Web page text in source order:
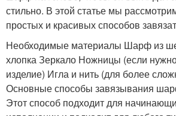
стильно. В этой статье мы
простых и красивых способов
Необходимые материалы Шарф из
хлопка Зеркало Ножницы (если
изделие) Игла и нить (для более
Основные способы завязывания
Этот способ подходит для